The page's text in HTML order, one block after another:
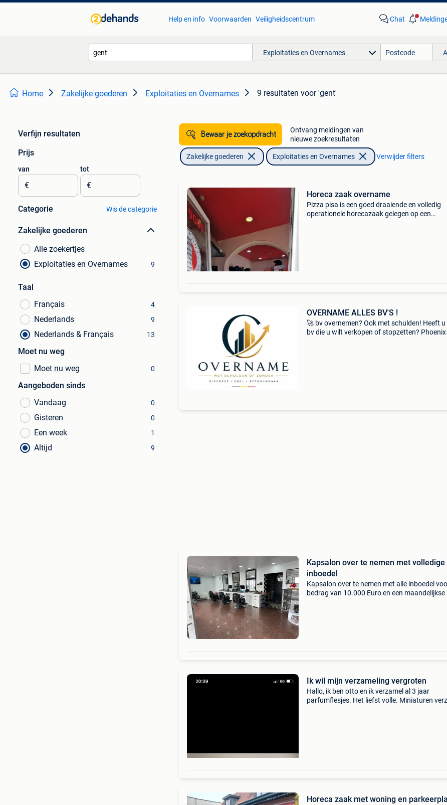
Help en info Voorwaarden Veiligheidscentrum Chat
Exploitaties en Overnames
Home Zakelijke goederen Exploitaties en Overnames 9 resultaten voor 'gent'
Verfijn resultaten
Prijs
van
€
tot
€
Categorie Wis de categorie
Zakelijke goederen
Alle zoekertjes
Exploitaties en Overnames
9
Taal
Français
4
Nederlands 9
Nederlands & Français 13
Moet nu weg
Moet nu weg
0
Aangeboden sinds
Vandaag
0
Gisteren 0
Een week 1
Altijd 9
Bewaar je zoekopdracht
Ontvang meldingen van
nieuwe zoekresultaten
Zakelijke goederen Exploitaties en Overnames Verwijder filters
Horeca zaak overname
Pizza pisa is een goed draaiende en volledig
operationele horecazaak gelegen op een
OVERNAME ALLES BV'S !
🚀 bv overnemen? Ook met schulden! Heeft u
bv die u wilt verkopen of stopzetten?
Kapsalon over te nemen met volledige
inboedel
Kapsalon over te nemen met alle inboedel
bedrag van 10.000 Euro en een maandelijkse
Ik wil mijn verzameling vergroten
Hallo, ik ben otto en ik verzamel al 3 jaar
parfumflesjes. Het liefst volle. Miniaturen
Horeca zaak met woning en